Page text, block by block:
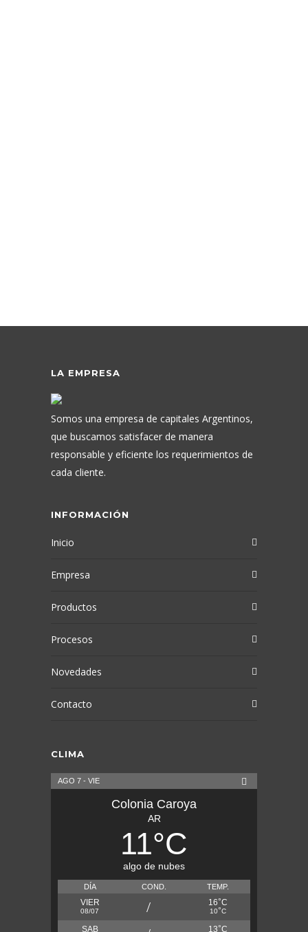
LA EMPRESA
Somos una empresa de capitales Argentinos,
que buscamos satisfacer de manera
responsable y eficiente los requerimientos de
cada cliente.
INFORMACIÓN
Inicio
Empresa
Productos
Procesos
Novedades
Contacto
CLIMA
AGO 7 - VIE
Colonia Caroya
AR
11°C
algo de nubes
DÍA COND. TEMP.
VIER
08/07
16°C
10°C
SAB 13°C